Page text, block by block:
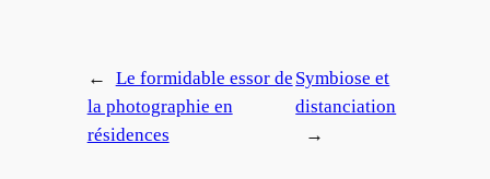
←
Le formidable essor de
la photographie en
résidences
Symbiose et
distanciation
→